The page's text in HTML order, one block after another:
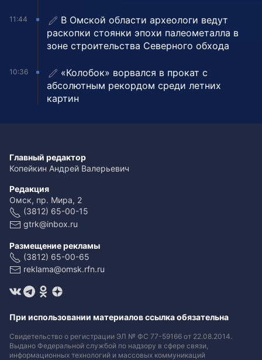
11:44
В Омской области археологи ведут
раскопки стоянки эпохи палеометалла в
зоне строительства Северного обхода
10:36
«Колобок» ворвался в прокат с
абсолютным рекордом среди летних
картин
Главный редактор
Копейкин Андрей Валерьевич
Редакция
Омск, пр. Мира, 2
(3812) 65-00-15
gtrk@inbox.ru
Размещение рекламы
(3812) 65-00-65
reklama@omsk.rfn.ru
При использовании материалов ссылка обязательна
Свидетельство о регистрации ЭЛ № ФС 77-59166 от 22.08.2014.
Выдано Федеральной службой по надзору в сфере связи,
информационных технологий и массовых коммуникаций